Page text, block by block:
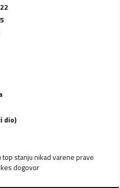
dio)
stanju nikad varene prave
dogovor